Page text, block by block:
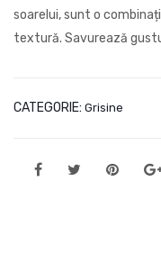
soarelui, sunt o
textură. Savurează
CATEGORIE: Grisine